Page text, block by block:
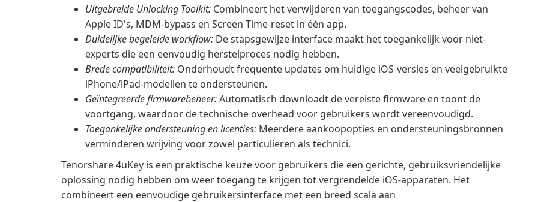
Uitgebreide Unlocking Toolkit: Combineert het verwijderen van toegangscodes, beheer van
Apple ID's, MDM-bypass en Screen Time-reset in één app.
Duidelijke begeleide workflow: De stapsgewijze interface maakt het toegankelijk voor niet-
experts die een eenvoudig herstelproces nodig hebben.
Brede compatibiliteit: Onderhoudt frequente updates om huidige iOS-versies en veelgebruikte
iPhone/iPad-modellen te ondersteunen.
Geïntegreerde firmwarebeheer:Automatisch downloadt de vereiste firmware en toont de
voortgang, waardoor de technische overhead voor gebruikers wordt vereenvoudigd.
Toegankelijke ondersteuning en licenties: Meerdere aankoopopties en ondersteuningsbronnen
verminderen wrijving voor zowel particulieren als technici.
Tenorshare 4uKey is een praktische keuze voor gebruikers die een gerichte, gebruiksvriendelijke
oplossing nodig hebben om weer toegang te krijgen tot vergrendelde iOS-apparaten. Het
combineert een eenvoudige gebruikersinterface met een breed scala aan